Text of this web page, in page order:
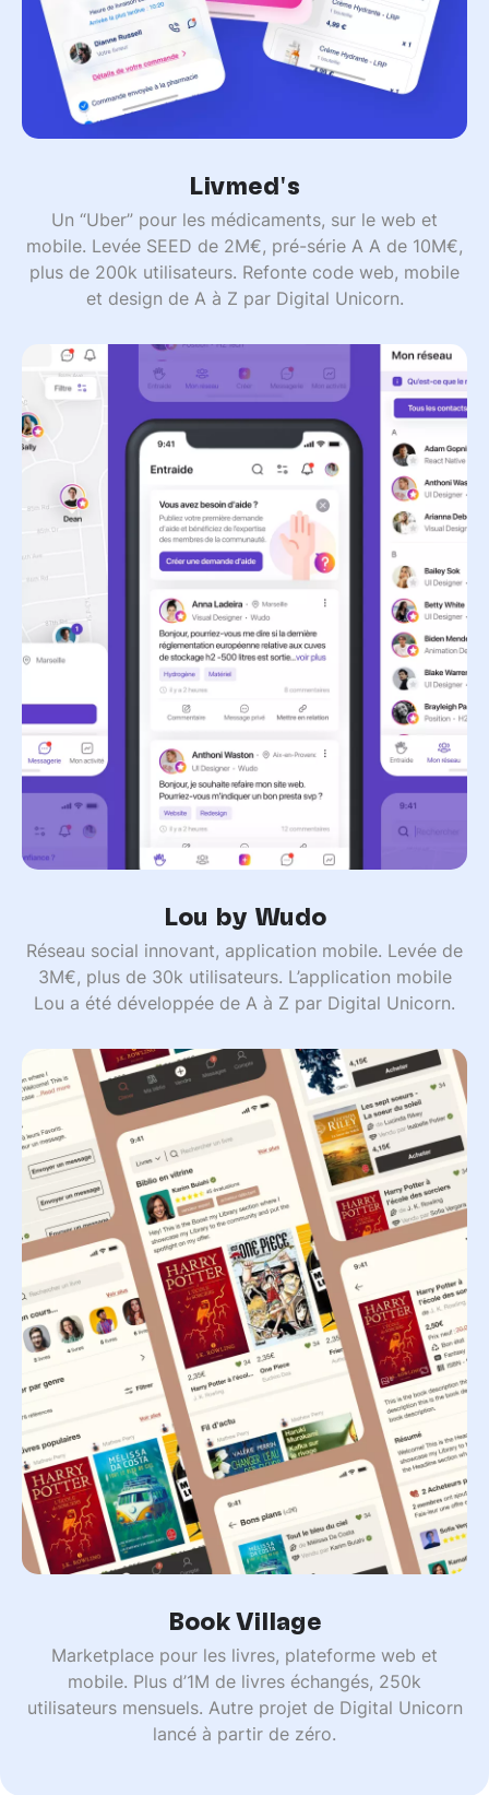
Livmed's
Un “Uber” pour les médicaments, sur le web et
mobile. Levée SEED de 2M€, pré-série A A de 10M€,
plus de 200k utilisateurs. Refonte code web, mobile
et design de A à Z par Digital Unicorn.
Lou by Wudo
Réseau social innovant, application mobile. Levée de
3M€, plus de 30k utilisateurs. L’application mobile
Lou a été développée de A à Z par Digital Unicorn.
Book Village
Marketplace pour les livres, plateforme web et
mobile. Plus d’1M de livres échangés, 250k
utilisateurs mensuels. Autre projet de Digital Unicorn
lancé à partir de zéro.